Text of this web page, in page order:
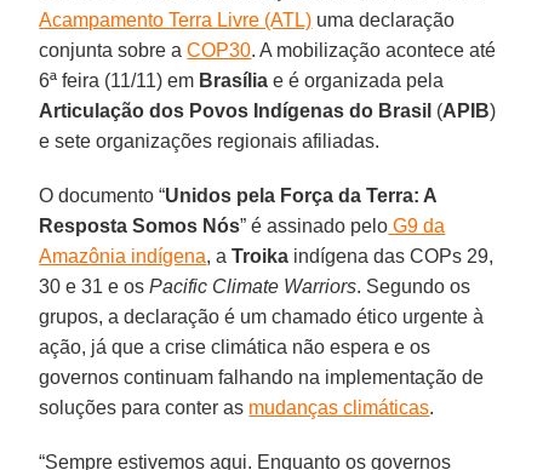
Acampamento Terra Livre (ATL) uma declaração
conjunta sobre aCOP30. A mobilização acontece até
6ª feira (11/11) em Brasília e é organizada pela
Articulação dos Povos Indígenas do Brasil (APIB)
e sete organizações regionais afiliadas.
O documento “Unidos pela Força da Terra: A
Resposta Somos Nós” é assinado pelo G9 da
Amazônia indígena, aTroika indígena das COPs 29,
30 e 31 e os Pacific Climate Warriors. Segundo os
grupos, a declaração é um chamado ético urgente à
ação, já que a crise climática não espera e os
governos continuam falhando na implementação de
soluções para conter as mudanças climáticas.
“Sempre estivemos aqui. Enquanto os governos